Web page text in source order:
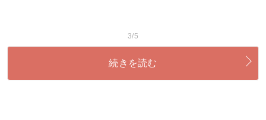
3/5
続きを読む